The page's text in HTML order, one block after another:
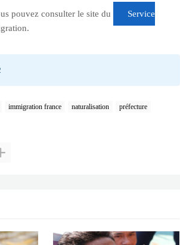
pouvez consulter le site du
Service
immigration france naturalisation
préfecture